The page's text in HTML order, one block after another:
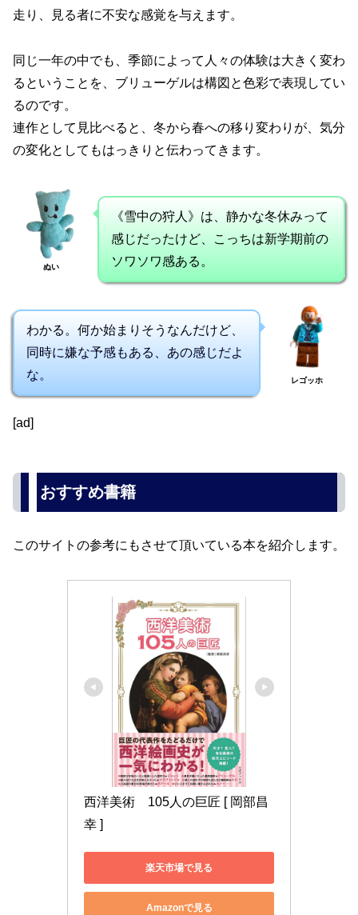
走り、見る者に不安な感覚を与えます。
同じ一年の中でも、季節によって人々の体験は大きく変わ
るということを、ブリューゲルは構図と色彩で表現してい
るのです。
連作として見比べると、冬から春への移り変わりが、気分
の変化としてもはっきりと伝わってきます。
ぬい
《雪中の狩人》は、静かな冬休みって
感じだったけど、こっちは新学期前の
ソワソワ感ある。
わかる。何か始まりそうなんだけど、
同時に嫌な予感もある、あの感じだよ
な。
レゴッホ
[ad]
おすすめ書籍
このサイトの参考にもさせて頂いている本を紹介します。
西洋美術　105人の巨匠 [ 岡部昌
幸 ]
楽天市場で見る
Amazonで見る